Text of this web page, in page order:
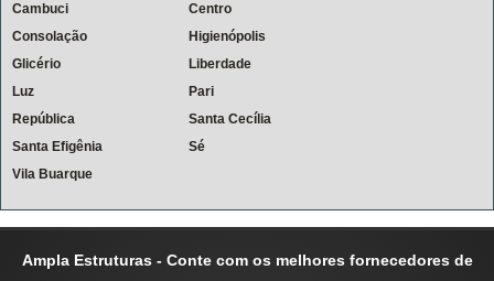
Cambuci
Centro
Consolação
Higienópolis
Glicério
Liberdade
Luz
Pari
República
Santa Cecília
Santa Efigênia
Sé
Vila Buarque
Ampla Estruturas - Conte com os melhores fornecedores de